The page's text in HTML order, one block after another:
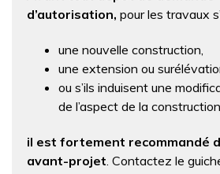
d’autorisation, pour les travaux
une nouvelle construction,
une extension ou
ou s’ils induisent une
de l’aspect de la construction,
il est fortement recommandé
avant-projet . Contactez le